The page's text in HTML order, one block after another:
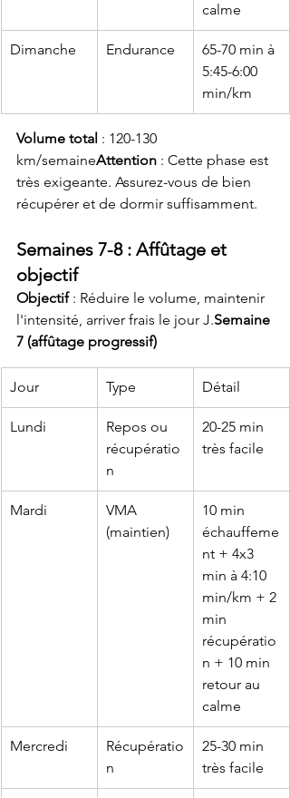
calme
Dimanche Endurance
65-70 min à
5:45-6:00
min/km
Volume total : 120-130
km/semaineAttention : Cette phase est
très exigeante. Assurez-vous de bien
récupérer et de dormir suffisamment.
Semaines 7-8 : Affûtage et
objectif
Objectif : Réduire le volume, maintenir
l'intensité, arriver frais le jour J.Semaine
7 (affûtage progressif)
Jour Type Détail
Lundi
Repos ou
récupératio
n
20-25 min
très facile
Mardi
VMA
(maintien)
10 min
échauffeme
nt + 4x3
min à 4:10
min/km + 2
min
récupératio
n + 10 min
retour au
calme
Mercredi
Récupératio
n
25-30 min
très facile